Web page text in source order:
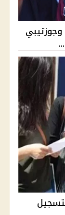
موعد لتسجيل